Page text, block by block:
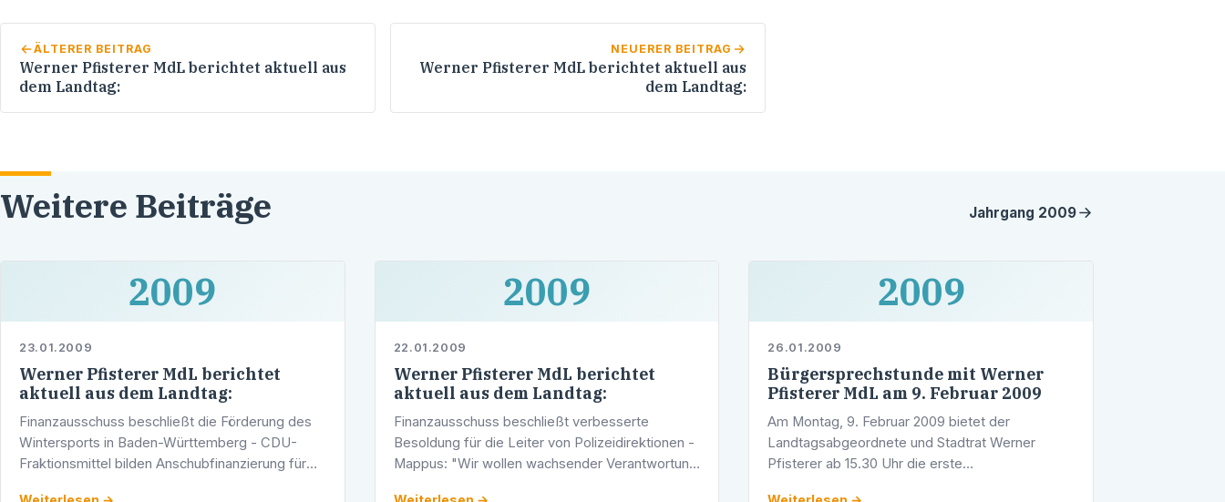
ÄLTERER BEITRAG
Werner Pfisterer MdL berichtet aktuell aus
dem Landtag:
NEUERER BEITRAG
Werner Pfisterer MdL berichtet aktuell aus
dem Landtag:
Weitere Beiträge Jahrgang 2009
2009
23.01.2009
Werner Pfisterer MdL berichtet
aktuell aus dem Landtag:
Finanzausschuss beschließt die Förderung des
Wintersports in Baden-Württemberg - CDU-
Fraktionsmittel bilden Anschubfinanzierung für
2009
22.01.2009
Werner Pfisterer MdL berichtet
aktuell aus dem Landtag:
Finanzausschuss beschließt verbesserte
Besoldung für die Leiter von Polizeidirektionen -
Mappus: "Wir wollen wachsender Verantwortung
2009
26.01.2009
Bürgersprechstunde mit Werner
Pfisterer MdL am 9. Februar 2009
Am Montag, 9. Februar 2009 bietet der
Landtagsabgeordnete und Stadtrat Werner
Pfisterer ab 15.30 Uhr die erste